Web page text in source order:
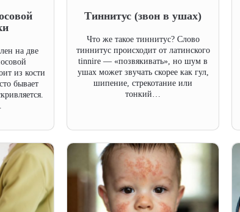
на две
из кости
бывает
Тиннитус (звон в ушах)
Что же такое тиннитус? Слово
тиннитус происходит от латинского
tinnire — «позвякивать», но шум в
ушах может звучать скорее как гул,
шипение, стрекотание или
тонкий…